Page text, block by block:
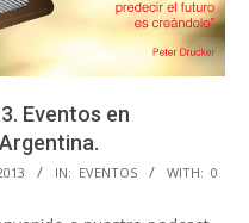
Eventos en
IN: EVENTOS WITH: 0